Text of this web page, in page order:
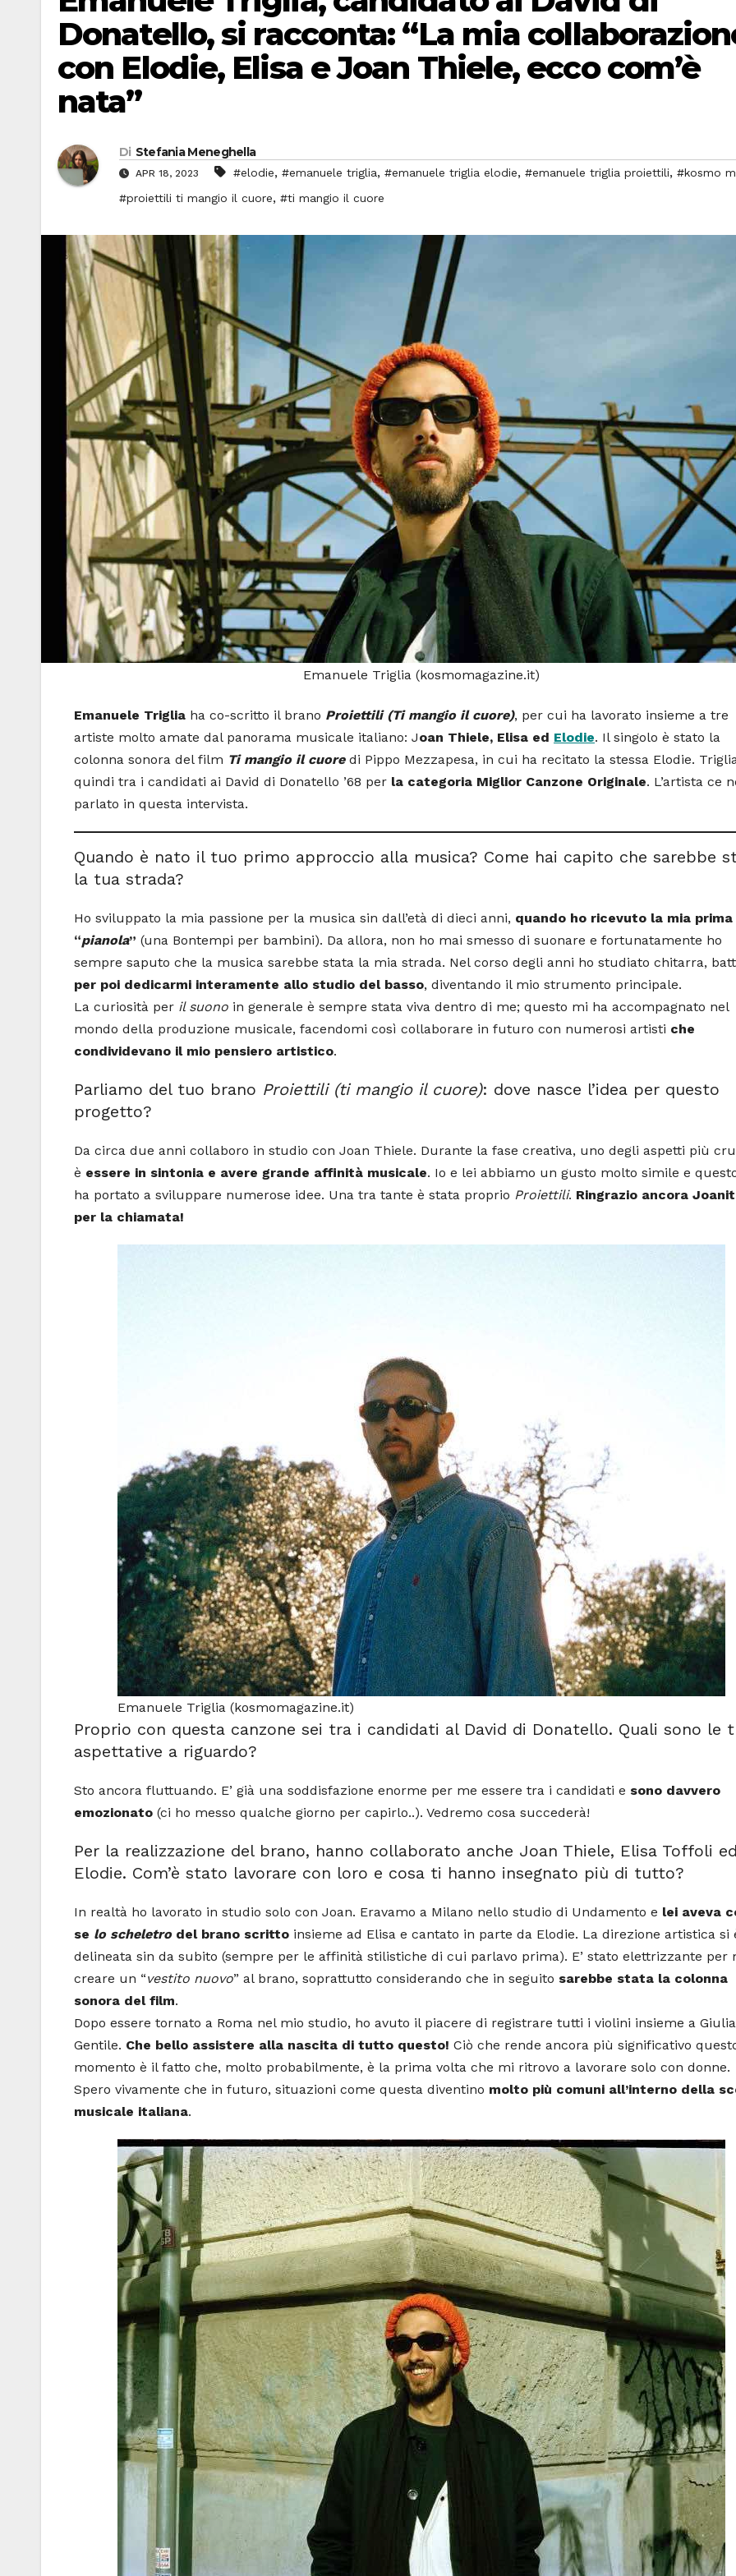
Donatello, si racconta: “La mia
con Elodie, Elisa e Joan Thiele, ecco com’è
nata”
Di Stefania Meneghella
APR 18, 2023 #elodie, #emanuele triglia, #emanuele triglia elodie, #emanuele triglia proiettili, #kosmo
#proiettili ti mangio il cuore, #ti mangio il cuore
Emanuele Triglia (kosmomagazine.it)
Emanuele Triglia ha co-scritto il brano Proiettili (Ti mangio il cuore), per cui ha lavorato insieme a tre
artiste molto amate dal panorama musicale italiano: Joan Thiele, Elisa ed Elodie. Il singolo è stato la
colonna sonora del film Ti mangio il cuoredi Pippo Mezzapesa, in cui ha recitato la stessa Elodie.
quindi tra i candidati ai David di Donatello ’68 per la categoria Miglior Canzone Originale. L’artista ce
parlato in questa intervista.
Quando è nato il tuo primo approccio alla musica? Come hai capito che sarebbe
la tua strada?
Ho sviluppato la mia passione per la musica sin dall’età di dieci anni, quando ho ricevuto la mia prima
“pianola” (una Bontempi per bambini). Da allora, non ho mai smesso di suonare e fortunatamente ho
sempre saputo che la musica sarebbe stata la mia strada. Nel corso degli anni ho studiato chitarra,
per poi dedicarmi interamente allo studio del basso, diventando il mio strumento principale.
La curiosità per il suono in generale è sempre stata viva dentro di me; questo mi ha accompagnato nel
mondo della produzione musicale, facendomi così collaborare in futuro con numerosi artisti che
condividevano il mio pensiero artistico.
Parliamo del tuo brano Proiettili (ti mangio il cuore): dove nasce l’idea per questo
progetto?
Da circa due anni collaboro in studio con Joan Thiele. Durante la fase creativa, uno degli aspetti più
è essere in sintonia e avere grande affinità musicale. Io e lei abbiamo un gusto molto simile e
ha portato a sviluppare numerose idee. Una tra tante è stata proprio Proiettili. Ringrazio ancora
per la chiamata!
Emanuele Triglia (kosmomagazine.it)
Proprio con questa canzone sei tra i candidati al David di Donatello. Quali sono le
aspettative a riguardo?
Sto ancora fluttuando. E’ già una soddisfazione enorme per me essere tra i candidati e sono davvero
emozionato (ci ho messo qualche giorno per capirlo..). Vedremo cosa succederà!
Per la realizzazione del brano, hanno collaborato anche Joan Thiele, Elisa Toffoli
Elodie. Com’è stato lavorare con loro e cosa ti hanno insegnato più di tutto?
In realtà ho lavorato in studio solo con Joan. Eravamo a Milano nello studio di Undamento e lei aveva
se lo scheletrodel brano scritto insieme ad Elisa e cantato in parte da Elodie. La direzione artistica si
delineata sin da subito (sempre per le affinità stilistiche di cui parlavo prima). E’ stato elettrizzante per
creare un “vestito nuovo” al brano, soprattutto considerando che in seguito sarebbe stata la colonna
sonora del film.
Dopo essere tornato a Roma nel mio studio, ho avuto il piacere di registrare tutti i violini insieme a Giulia
Gentile. Che bello assistere alla nascita di tutto questo! Ciò che rende ancora più significativo
momento è il fatto che, molto probabilmente, è la prima volta che mi ritrovo a lavorare solo con donne.
Spero vivamente che in futuro, situazioni come questa diventino molto più comuni all’interno della
musicale italiana.